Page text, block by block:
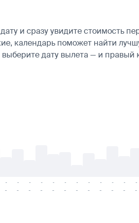
и сразу увидите стоимость
календарь поможет найти
дату вылета — и правый
-
-
-
-
-
-
-
-
-
-
-
-
-
-
-
-
-
-
-
-
-
-
-
-